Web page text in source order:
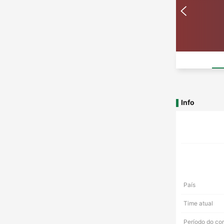
Info
País
Time atual
Período do